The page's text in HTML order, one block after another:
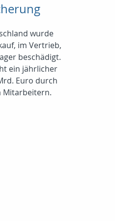
wurde
im Vertrieb,
beschädigt.
ein jährlicher
Euro durch
Mitarbeitern.